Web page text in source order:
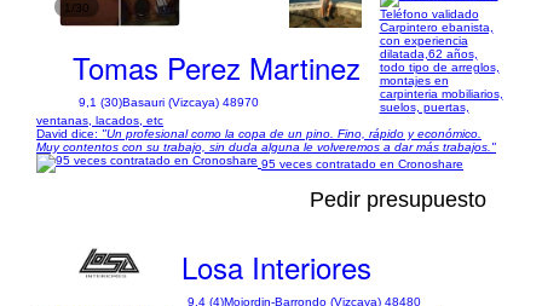
1/30
Tomas Perez Martinez
9,1 (30)Basauri (Vizcaya) 48970
Teléfono validado
Carpintero ebanista,
con experiencia
dilatada,62 años,
todo tipo de arreglos,
montajes en
carpinteria mobiliarios,
suelos, puertas,
ventanas, lacados, etc
David dice: "Un profesional como la copa de un pino. Fino, rápido y económico.
Muy contentos con su trabajo, sin duda alguna le volveremos a dar más trabajos."
95 veces contratado en Cronoshare
Pedir presupuesto
Losa Interiores
9,4 (4)Moiordin-Barrondo (Vizcaya) 48480